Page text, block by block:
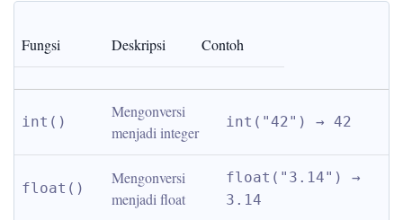
Fungsi Deskripsi Contoh
int()
Mengonversi
menjadi integer
int("42") → 42
float()
Mengonversi
menjadi float
float("3.14") →
3.14